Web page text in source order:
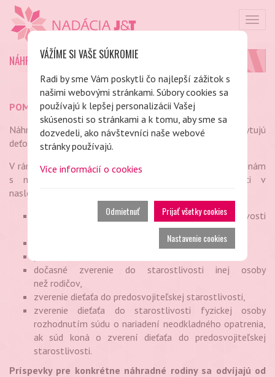
VÁŽÍME SI VAŠE SÚKROMIE
Radi by sme Vám poskytli čo najlepší zážitok s
našimi webovými stránkami. Súbory cookies sa
používajú k lepšej personalizácii Vašej
skúsenosti so stránkami a k tomu, aby sme sa
dozvedeli, ako návštevníci naše webové
stránky používajú.
Více informácií o cookies
Prijať všetky cookies
Odmietnuť
Nastavenie cookies
NÁHRADNÁ STAROSTLIVOSŤ
POMOC URČENÁ FYZICKÝM OSOBÁM
Náhradní rodičia vykonávajú veľmi záslužnú prácu, poskytujú
deťom domov a svoju lásku; čo si veľmi vážime.
V rámci individuálnej podpory pomáhame konkrétnym rodinám
s nezaopatrenými deťmi v náhradnej starostlivosti v
nasledujúcich formách:
zverenie maloletého dieťaťa do osobnej starostlivosti
dočasné zverenie do starostlivosti inej osoby
než rodičov,
zverenie dieťaťa do predosvojiteľskej starostlivosti,
zverenie dieťaťa do starostlivosti fyzickej osoby
rozhodnutím súdu o nariadení neodkladného opatrenia,
ak súd koná o zverení dieťaťa do predosvojiteľskej
starostlivosti.
Príspevky pre konkrétne náhradné rodiny sa odvíjajú od